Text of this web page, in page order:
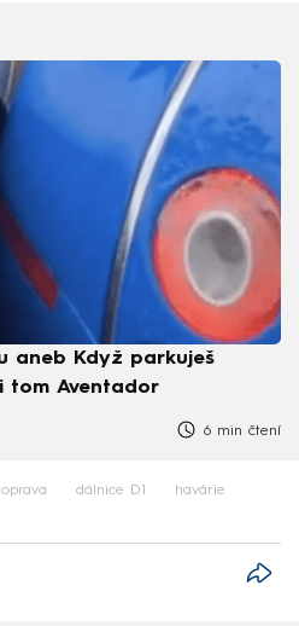
aneb Když parkuješ
tom Aventador
6 min čtení
dálnice D1 havárie